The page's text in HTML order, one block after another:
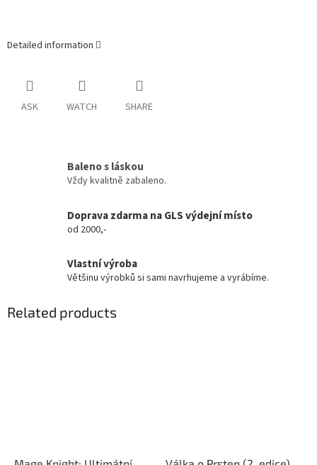
Detailed information
ASK WATCH SHARE
Baleno s láskou
Vždy kvalitně zabaleno.
Doprava zdarma na GLS výdejní místo
od 2000,-
Vlastní výroba
Většinu výrobků si sami navrhujeme a vyrábíme.
Related products